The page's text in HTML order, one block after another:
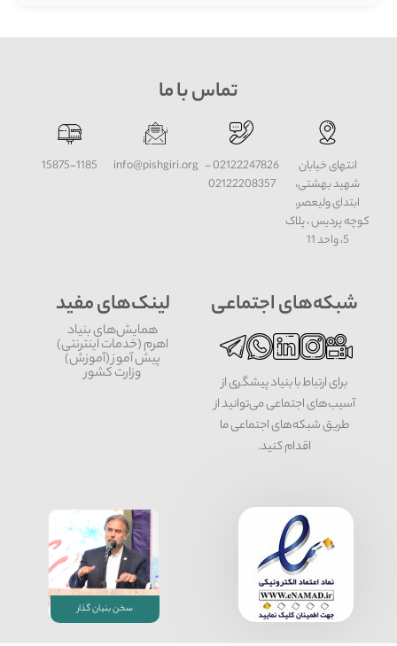
تماس با ما
انتهای خیابان
شهید بهشتی،
ابتدای ولیعصر،
کوچه پردیس ، پلاک
5، واحد 11
02122247826 -
02122208357
info@pishgiri.org
15875-1185
شبکه‌های اجتماعی
برای ارتباط با بنیاد پیشگری از
آسیب‌های اجتماعی می‌توانید از
طریق شبکه‌‎های اجتماعی ما
اقدام کنید.
لینک‌های مفید
همایش‌های بنیاد
اهرم (خدمات اینترنتی)
پیش آموز (آموزش)
وزارت کشور
سخن بنیان گذار